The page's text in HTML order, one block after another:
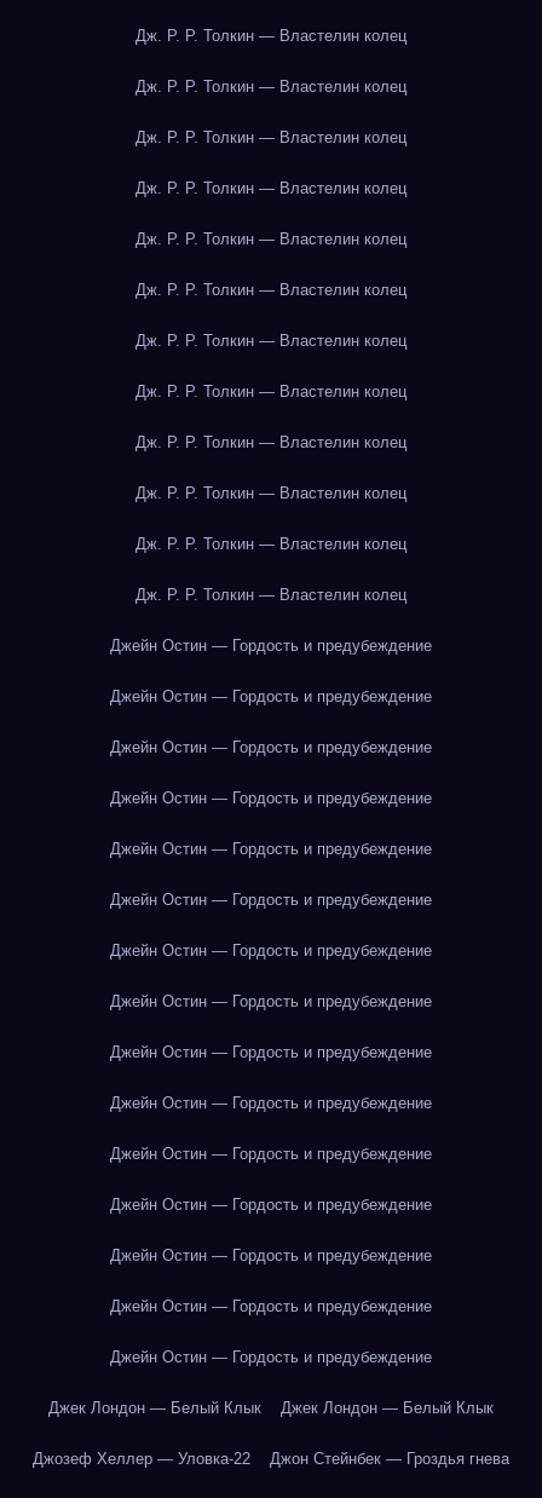
Дж. Р. Р. Толкин — Властелин колец
Дж. Р. Р. Толкин — Властелин колец
Дж. Р. Р. Толкин — Властелин колец
Дж. Р. Р. Толкин — Властелин колец
Дж. Р. Р. Толкин — Властелин колец
Дж. Р. Р. Толкин — Властелин колец
Дж. Р. Р. Толкин — Властелин колец
Дж. Р. Р. Толкин — Властелин колец
Дж. Р. Р. Толкин — Властелин колец
Дж. Р. Р. Толкин — Властелин колец
Дж. Р. Р. Толкин — Властелин колец
Дж. Р. Р. Толкин — Властелин колец
Джейн Остин — Гордость и предубеждение
Джейн Остин — Гордость и предубеждение
Джейн Остин — Гордость и предубеждение
Джейн Остин — Гордость и предубеждение
Джейн Остин — Гордость и предубеждение
Джейн Остин — Гордость и предубеждение
Джейн Остин — Гордость и предубеждение
Джейн Остин — Гордость и предубеждение
Джейн Остин — Гордость и предубеждение
Джейн Остин — Гордость и предубеждение
Джейн Остин — Гордость и предубеждение
Джейн Остин — Гордость и предубеждение
Джейн Остин — Гордость и предубеждение
Джейн Остин — Гордость и предубеждение
Джейн Остин — Гордость и предубеждение
Джек Лондон — Белый Клык Джек Лондон — Белый Клык
Джозеф Хеллер — Уловка-22 Джон Стейнбек — Гроздья гнева